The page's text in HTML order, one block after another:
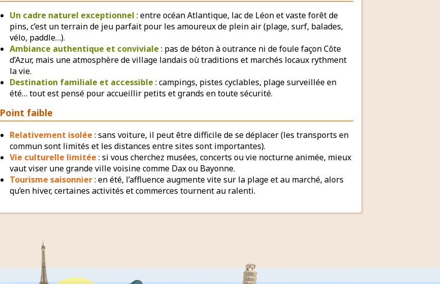
Un cadre naturel exceptionnel : entre océan Atlantique, lac de Léon et vaste forêt de
pins, c’est un terrain de jeu parfait pour les amoureux de plein air (plage, surf, balades,
vélo, paddle…).
Ambiance authentique et conviviale : pas de béton à outrance ni de foule façon Côte
d’Azur, mais une atmosphère de village landais où traditions et marchés locaux rythment
la vie.
Destination familiale et accessible : campings, pistes cyclables, plage surveillée en
été… tout est pensé pour accueillir petits et grands en toute sécurité.
Point faible
Relativement isolée : sans voiture, il peut être difficile de se déplacer (les transports en
commun sont limités et les distances entre sites sont importantes).
Vie culturelle limitée : si vous cherchez musées, concerts ou vie nocturne animée, mieux
vaut viser une grande ville voisine comme Dax ou Bayonne.
Tourisme saisonnier: en été, l’affluence augmente vite sur la plage et au marché, alors
qu’en hiver, certaines activités et commerces tournent au ralenti.